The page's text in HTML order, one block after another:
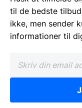
til de bedste
ikke, men sender
informationer til